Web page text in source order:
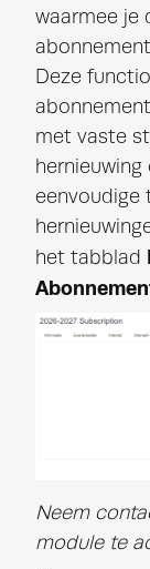
waarmee je
Deze
met vaste
eenvoudige
het tabblad
Neem
module te